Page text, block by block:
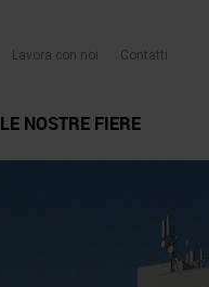
Lavora con noi Contatti
LE NOSTRE FIERE